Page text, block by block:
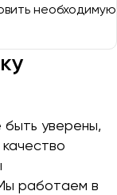
необходимую
уверены,
работаем в